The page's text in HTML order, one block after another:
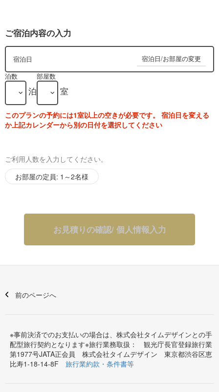
ートンを使用した掛け布団でぐっすりと健康睡眠をお楽しみ
ください。
■間取り
ツインベッド＋リビング＋天窓付展望風呂＋バスリビング
■主な設備
無線LAN／大型TV・CDプレイヤー／空気清浄機／加湿器／
Blu-rayDiscデッキ／シャワー／洗浄機能付トイレ／ドライヤ
ー／パジャマ／くつろぎ着／館内着／バスローブ／フェイス
タオル／バスタオル／シャンプー／リンス／歯ブラシ／カミ
ソリ／ブラシ／スキンケアアメニティ／くし／ひげそり／コ
■アメニティ
「ALL THAT SPA」
広島県大崎下島で蒸留された大長レモン精油にローズマリ
ー、ゼラニウム、ジャスミンなどを配合し、シトラスのさわ
キスなど、髪にうるおいを与え、頭皮の血行促進、炎症を抑
え整えるハーブエキスを配合しています。
ご宿泊内容の入力
宿泊日
宿泊日/お部屋の変更
泊数
泊
部屋数
室
このプランの予約には1室以上の空きが必要です。 宿泊日を変える
か上記カレンダーから別の日付を選択してください
ご利用人数を入力してください。
お部屋の定員: 1～2名様
お見積りの確認/ 個人情報入力
前のページへ
※事前決済でのお支払いの場合は、株式会社タイムデザインとの手
配型旅行契約となります※旅行業務取扱： 観光庁長官登録旅行業
第1977号JATA正会員 株式会社タイムデザイン 東京都渋谷区恵
比寿1-18-14-8F 旅行業約款・条件書等